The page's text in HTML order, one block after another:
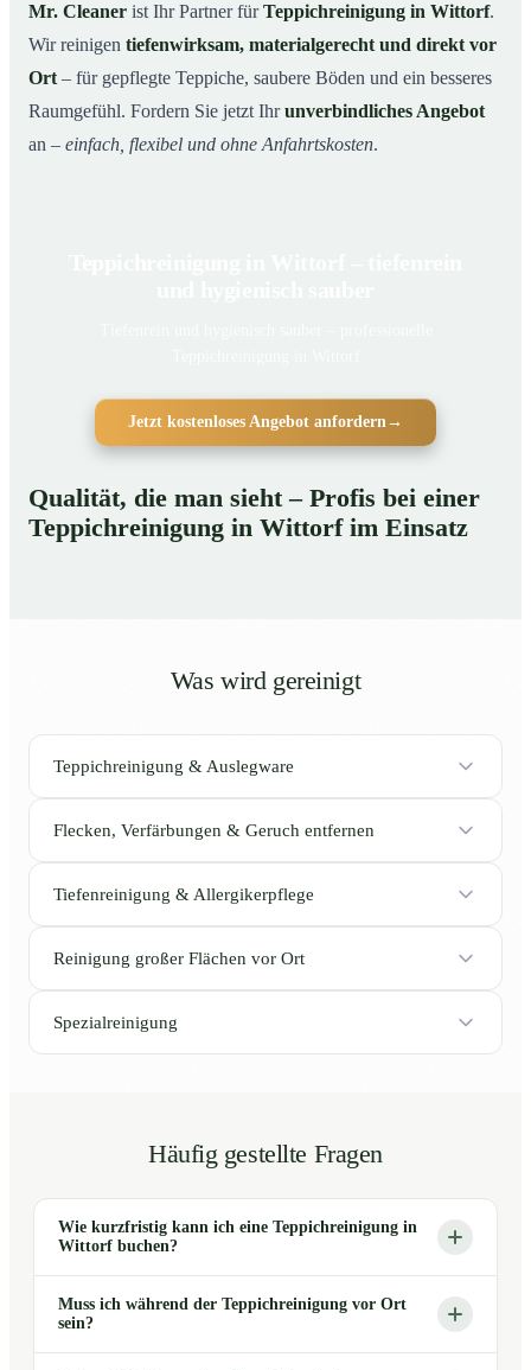
Mr. Cleaner ist Ihr Partner fürTeppichreinigung in Wittorf.
Wir reinigen tiefenwirksam, materialgerecht und direkt vor
Ort – für gepflegte Teppiche, saubere Böden und ein besseres
Raumgefühl. Fordern Sie jetzt Ihrunverbindliches Angebot
an – einfach, flexibel und ohne Anfahrtskosten.
Jetzt kostenloses Angebot anfordern→
Qualität, die man sieht – Profis bei einer
Teppichreinigung in Wittorf im Einsatz
Was wird gereinigt
Teppichreinigung & Auslegware
Flecken, Verfärbungen & Geruch entfernen
Tiefenreinigung & Allergikerpflege
Reinigung großer Flächen vor Ort
Spezialreinigung
Häufig gestellte Fragen
Wie kurzfristig kann ich eine Teppichreinigung in
Wittorf buchen?
Muss ich während der Teppichreinigung vor Ort
sein?